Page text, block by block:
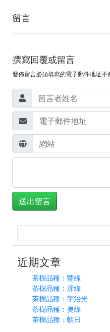
留言
撰寫回覆或留言
發佈留言必須填寫的電子郵件地址不
尋
近期文章
茶樹品種：豐綠
茶樹品種：冴綠
茶樹品種：宇治光
茶樹品種：奧綠
茶樹品種：朝日